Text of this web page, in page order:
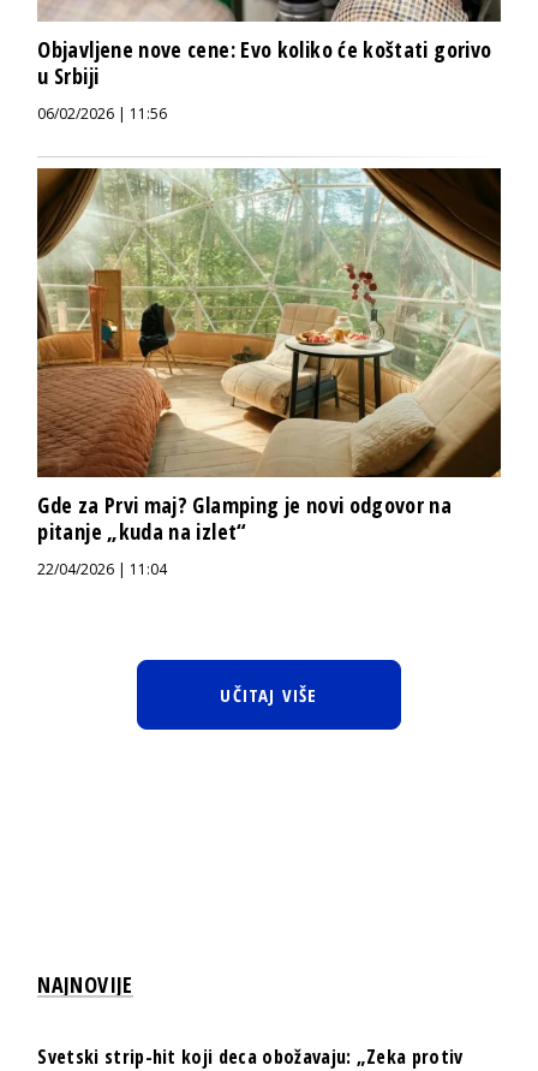
Objavljene nove cene: Evo koliko će koštati gorivo
u Srbiji
06/02/2026 | 11:56
Gde za Prvi maj? Glamping je novi odgovor na
pitanje „kuda na izlet“
22/04/2026 | 11:04
UČITAJ VIŠE
NAJNOVIJE
Svetski strip-hit koji deca obožavaju: „Zeka protiv